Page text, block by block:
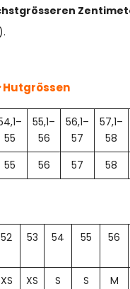
55
55,1–
56
56,1–
57
57,1–
58
55 56 57 58
52 53 54 55 56
XS XS S S M